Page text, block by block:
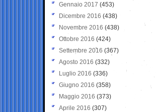
Gennaio 2017 (453)
Dicembre 2016 (438)
Novembre 2016 (438)
Ottobre 2016 (424)
Settembre 2016 (367)
Agosto 2016 (332)
Luglio 2016 (336)
Giugno 2016 (358)
Maggio 2016 (373)
Aprile 2016 (307)